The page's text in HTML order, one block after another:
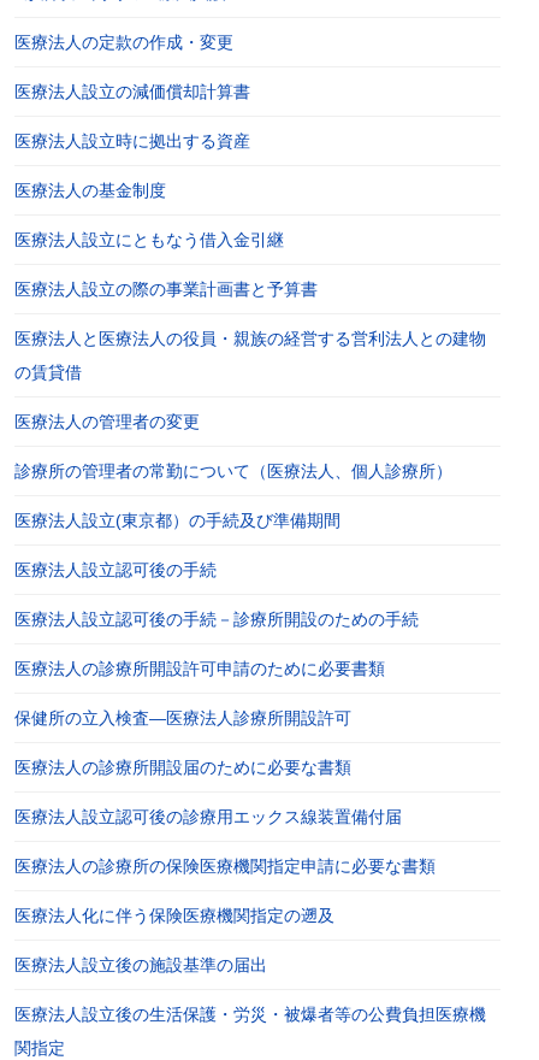
医療法人の定款の作成・変更
医療法人設立の減価償却計算書
医療法人設立時に拠出する資産
医療法人の基金制度
医療法人設立にともなう借入金引継
医療法人設立の際の事業計画書と予算書
医療法人と医療法人の役員・親族の経営する営利法人との建物
の賃貸借
医療法人の管理者の変更
診療所の管理者の常勤について（医療法人、個人診療所）
医療法人設立(東京都）の手続及び準備期間
医療法人設立認可後の手続
医療法人設立認可後の手続－診療所開設のための手続
医療法人の診療所開設許可申請のために必要書類
保健所の立入検査―医療法人診療所開設許可
医療法人の診療所開設届のために必要な書類
医療法人設立認可後の診療用エックス線装置備付届
医療法人の診療所の保険医療機関指定申請に必要な書類
医療法人化に伴う保険医療機関指定の遡及
医療法人設立後の施設基準の届出
医療法人設立後の生活保護・労災・被爆者等の公費負担医療機
関指定